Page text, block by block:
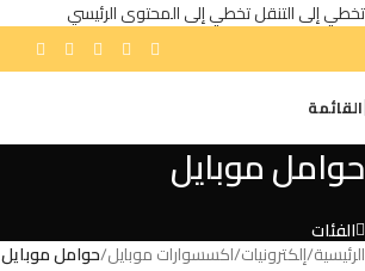
تخطي إلى التنقلتخطي إلى المحتوى الرئيسي
القائمة
حوامل موبايل
الفئات
الرئيسية/إلكترونيات/اكسسوارات موبايل/حوامل موبايل